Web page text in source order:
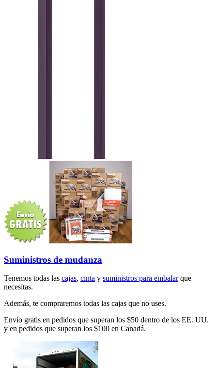
Suministros de mudanza
Tenemos todas las cajas, cinta y suministros para embalarque
necesitas.
Además, te compraremos todas las cajas que no uses.
Envío gratis en pedidos que superan los $50 dentro de los EE. UU.
y en pedidos que superan los $100 en Canadá.